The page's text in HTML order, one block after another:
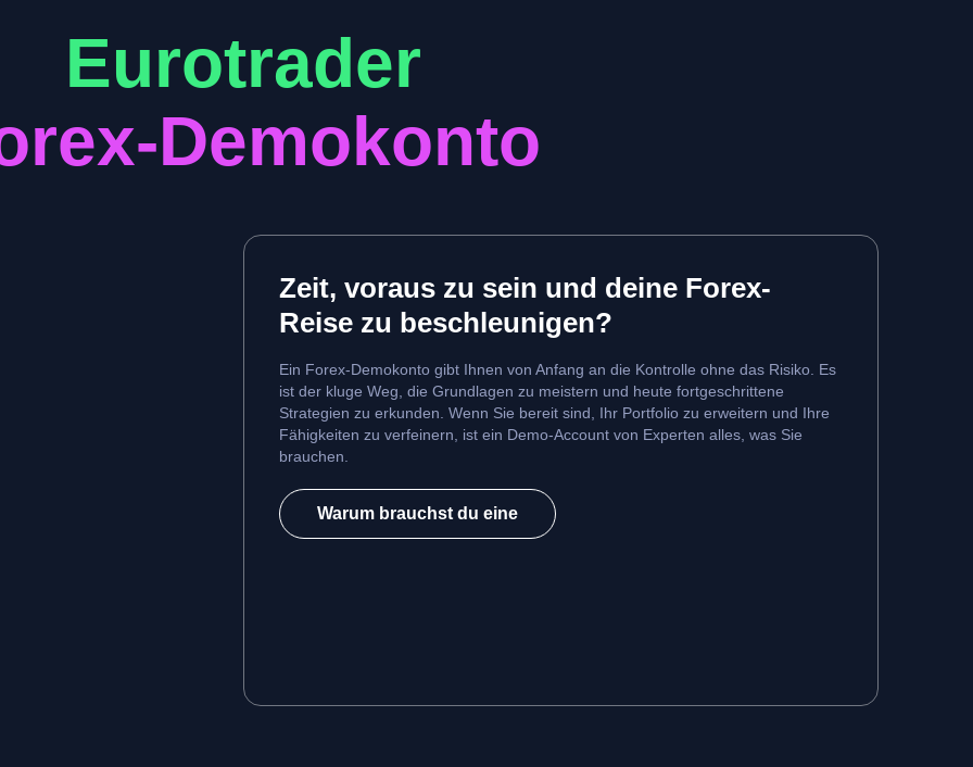
Eurotrader
Demokonto
Zeit, voraus zu sein und deine Forex-
Reise zu beschleunigen?
Ein Forex-Demokonto gibt Ihnen von Anfang an die Kontrolle ohne das Risiko. Es
ist der kluge Weg, die Grundlagen zu meistern und heute fortgeschrittene
Strategien zu erkunden. Wenn Sie bereit sind, Ihr Portfolio zu erweitern und Ihre
Fähigkeiten zu verfeinern, ist ein Demo-Account von Experten alles, was Sie
brauchen.
Warum brauchst du eine